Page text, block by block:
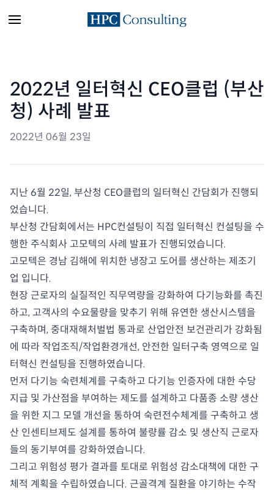
2022년 일터혁신 CEO클럽 (부산
청) 사례 발표
2022년 06월 23일
지난 6월 22일, 부산청 CEO클럽의 일터혁신 간담회가 진행되
었습니다.
부산청 간담회에서는 HPC컨설팅이 직접 일터혁신 컨설팅을 수
행한 주식회사 고모텍의 사례 발표가 진행되었습니다.
고모텍은 경남 김해에 위치한 냉장고 도어를 생산하는 제조기
업 입니다.
현장 근로자의 실질적인 직무역량을 강화하여 다기능화를 촉진
하고, 고객사의 수요물량을 맞추기 위해 유연한 생산시스템을
구축하며, 중대재해처벌법 통과로 산업안전 보건관리가 강화됨
에 따라 작업조직/작업환경개선, 안전한 일터구축 영역으로 일
터혁신 컨설팅을 진행하였습니다.
먼저 다기능 숙련체계를 구축하고 다기능 인증자에 대한 수당
지급 및 가산점을 부여하는 제도를 설계하고 다품종 소량 생산
을 위한 지그 모델 개선을 통하여 숙련전수체계를 구축하고 생
산 인센티브제도 설계를 통하여 불량률 감소 및 생산직 근로자
들의 동기부여를 강화하였습니다.
그리고 위험성 평가 결과를 토대로 위험성 감소대책에 대한 구
체적 계획을 수립하였습니다. 근골격계 질환을 야기하는 수작